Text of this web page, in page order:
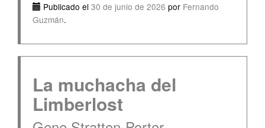
Publicado el 30 de junio de 2026 por Fernando
Guzmán.
La muchacha del
Limberlost